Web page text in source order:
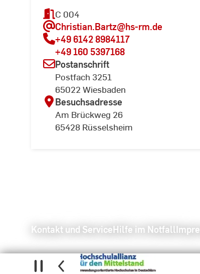
C 004
Christian.Bartz@hs-rm.de
+49 6142 8984117
+49 160 5397168
Postanschrift
Postfach 3251
65022 Wiesbaden
Besuchsadresse
Am Brückweg 26
65428 Rüsselsheim
Kontakt und ServiceHilfe im Notfall